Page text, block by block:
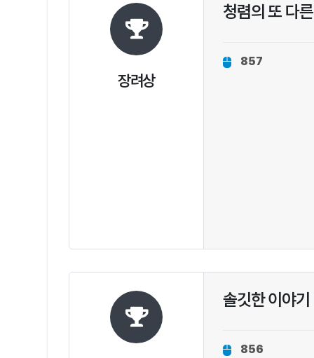
장려상
청렴의 또 다
857
솔깃한 이야기
856